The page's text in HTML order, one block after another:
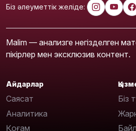
Біз әлеуметтік желіде:
Malim — анализге негізделген
пікірлер мен эксклюзив контент.
Айдарлар
Саясат
Аналитика
Қоғам
Біз